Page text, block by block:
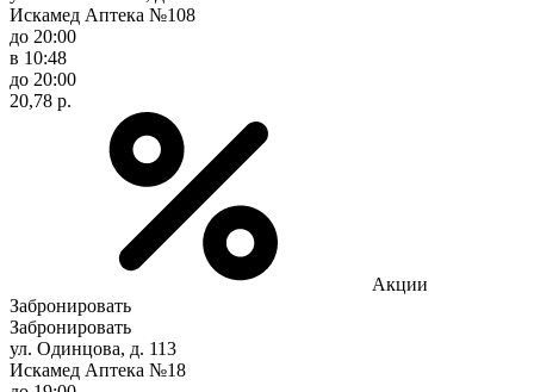
Искамед Аптека №108
до 20:00
в 10:48
до 20:00
20,78 р.
Акции
Забронировать
Забронировать
ул. Одинцова, д. 113
Искамед Аптека №18